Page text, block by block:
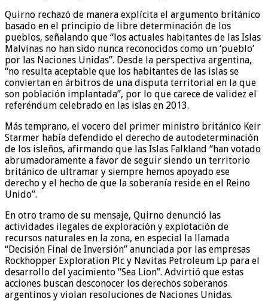
Quirno rechazó de manera explícita el argumento británico
basado en el principio de libre determinación de los
pueblos, señalando que “los actuales habitantes de las Islas
Malvinas no han sido nunca reconocidos como un ‘pueblo’
por las Naciones Unidas”. Desde la perspectiva argentina,
“no resulta aceptable que los habitantes de las islas se
conviertan en árbitros de una disputa territorial en la que
son población implantada”, por lo que carece de validez el
referéndum celebrado en las islas en 2013.
Más temprano, el vocero del primer ministro británico Keir
Starmer había defendido el derecho de autodeterminación
de los isleños, afirmando que las Islas Falkland “han votado
abrumadoramente a favor de seguir siendo un territorio
británico de ultramar y siempre hemos apoyado ese
derecho y el hecho de que la soberanía reside en el Reino
Unido”.
En otro tramo de su mensaje, Quirno denunció las
actividades ilegales de exploración y explotación de
recursos naturales en la zona, en especial la llamada
“Decisión Final de Inversión” anunciada por las empresas
Rockhopper Exploration Plc y Navitas Petroleum Lp para el
desarrollo del yacimiento “Sea Lion”. Advirtió que estas
acciones buscan desconocer los derechos soberanos
argentinos y violan resoluciones de Naciones Unidas.